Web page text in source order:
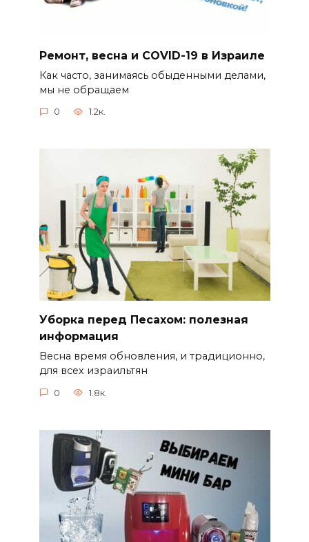
Ремонт, весна и COVID-19 в Израиле
Как часто, занимаясь обыденными делами,
мы не обращаем
0 1.2к.
Уборка перед Песахом: полезная
информация
Весна время обновления, и традиционно,
для всех израильтян
0 1.8к.